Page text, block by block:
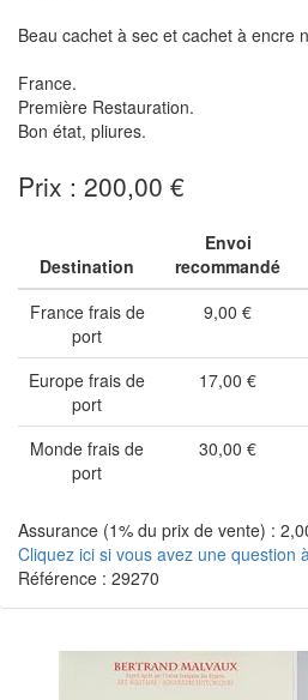
Beau cachet à sec et cachet à encre
France.
Première Restauration.
Bon état, pliures.
Prix : 200,00 €
Destination
Envoi
recommandé
France frais de
port
9,00 €
Europe frais de
port
17,00 €
Monde frais de
port
30,00 €
Assurance (1% du prix de vente) :
Cliquez ici si vous avez une question
Référence : 29270